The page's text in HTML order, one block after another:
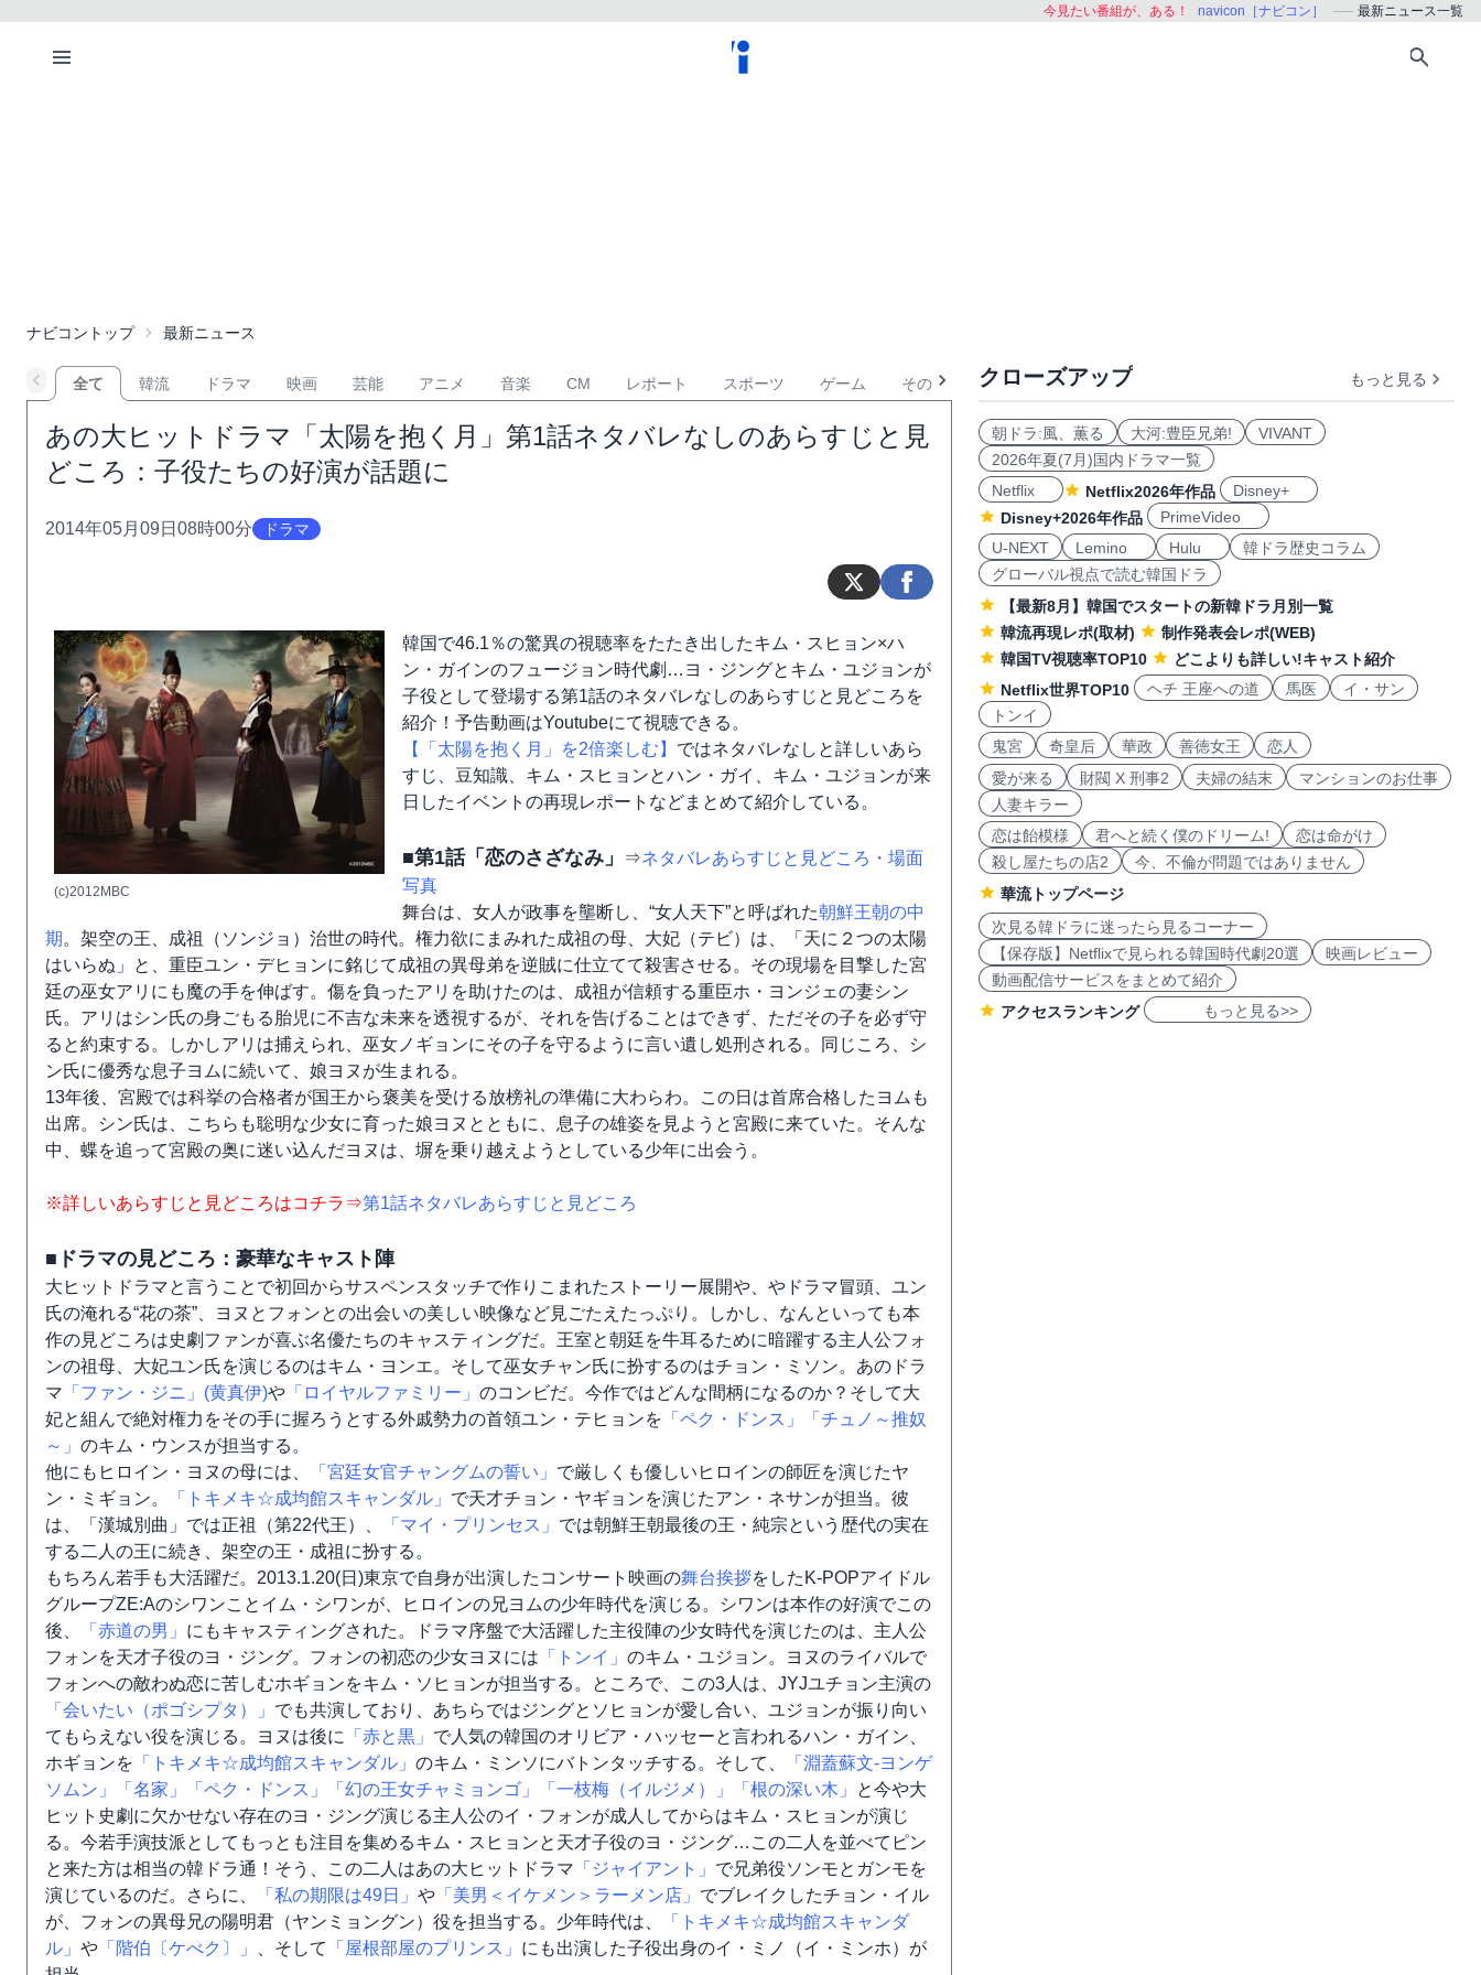
今見たい番組が、ある！ navicon［ナビコン］ 最新ニュース一覧
ナビコントップ 最新ニュース
全て 韓流 ドラマ 映画 芸能 アニメ 音楽 CM レポート スポーツ ゲーム その他
あの大ヒットドラマ「太陽を抱く月」第1話ネタバレなしのあらすじと見
どころ：子役たちの好演が話題に
2014年05月09日08時00分 ドラマ
(c)2012MBC
韓国で46.1％の驚異の視聴率をたたき出したキム・スヒョン×ハ
ン・ガインのフュージョン時代劇…ヨ・ジングとキム・ユジョンが
子役として登場する第1話のネタバレなしのあらすじと見どころを
紹介！予告動画はYoutubeにて視聴できる。
【「太陽を抱く月」を2倍楽しむ】 ではネタバレなしと詳しいあら
すじ、豆知識、キム・スヒョンとハン・ガイ、キム・ユジョンが来
日したイベントの再現レポートなどまとめて紹介している。
■第1話「恋のさざなみ」 ⇒ネタバレあらすじと見どころ・場面
写真
舞台は、女人が政事を壟断し、“女人天下”と呼ばれた朝鮮王朝の中
期 。架空の王、成祖（ソンジョ）治世の時代。権力欲にまみれた成祖の母、大妃（テビ）は、「天に２つの太陽
はいらぬ」と、重臣ユン・デヒョンに銘じて成祖の異母弟を逆賊に仕立てて殺害させる。その現場を目撃した宮
廷の巫女アリにも魔の手を伸ばす。傷を負ったアリを助けたのは、成祖が信頼する重臣ホ・ヨンジェの妻シン
氏。アリはシン氏の身ごもる胎児に不吉な未来を透視するが、それを告げることはできず、ただその子を必ず守
ると約束する。しかしアリは捕えられ、巫女ノギョンにその子を守るように言い遺し処刑される。同じころ、シ
ン氏に優秀な息子ヨムに続いて、娘ヨヌが生まれる。
13年後、宮殿では科挙の合格者が国王から褒美を受ける放榜礼の準備に大わらわ。この日は首席合格したヨムも
出席。シン氏は、こちらも聡明な少女に育った娘ヨヌとともに、息子の雄姿を見ようと宮殿に来ていた。そんな
中、蝶を追って宮殿の奥に迷い込んだヨヌは、塀を乗り越えようとしている少年に出会う。
※詳しいあらすじと見どころはコチラ⇒第1話ネタバレあらすじと見どころ
■ドラマの見どころ：豪華なキャスト陣
大ヒットドラマと言うことで初回からサスペンスタッチで作りこまれたストーリー展開や、やドラマ冒頭、ユン
氏の淹れる“花の茶”、ヨヌとフォンとの出会いの美しい映像など見ごたえたっぷり。しかし、なんといっても本
作の見どころは史劇ファンが喜ぶ名優たちのキャスティングだ。王室と朝廷を牛耳るために暗躍する主人公フォ
ンの祖母、大妃ユン氏を演じるのはキム・ヨンエ。そして巫女チャン氏に扮するのはチョン・ミソン。あのドラ
マ 「ファン・ジニ」(黄真伊)や 「ロイヤルファミリー」 のコンビだ。今作ではどんな間柄になるのか？そして大
妃と組んで絶対権力をその手に握ろうとする外戚勢力の首領ユン・テヒョンを 「ペク・ドンス」
「チュノ～推奴
～」 のキム・ウンスが担当する。
他にもヒロイン・ヨヌの母には、
「宮廷女官チャングムの誓い」 で厳しくも優しいヒロインの師匠を演じたヤ
ン・ミギョン。
「トキメキ☆成均館スキャンダル」 で天才チョン・ヤギョンを演じたアン・ネサンが担当。彼
は、「漢城別曲」では正祖（第22代王）、
「マイ・プリンセス」 では朝鮮王朝最後の王・純宗という歴代の実在
する二人の王に続き、架空の王・成祖に扮する。
もちろん若手も大活躍だ。2013.1.20(日)東京で自身が出演したコンサート映画の舞台挨拶をしたK-POPアイドル
グループZE:Aのシワンことイム・シワンが、ヒロインの兄ヨムの少年時代を演じる。シワンは本作の好演でこの
後、
「赤道の男」 にもキャスティングされた。ドラマ序盤で大活躍した主役陣の少女時代を演じたのは、主人公
フォンを天才子役のヨ・ジング。フォンの初恋の少女ヨヌには 「トンイ」 のキム・ユジョン。ヨヌのライバルで
フォンへの敵わぬ恋に苦しむホギョンをキム・ソヒョンが担当する。ところで、この3人は、JYJユチョン主演の
「会いたい（ポゴシプタ）」 でも共演しており、あちらではジングとソヒョンが愛し合い、ユジョンが振り向い
てもらえない役を演じる。ヨヌは後に
「赤と黒」 で人気の韓国のオリビア・ハッセーと言われるハン・ガイン、
ホギョンを 「トキメキ☆成均館スキャンダル」 のキム・ミンソにバトンタッチする。そして、
「淵蓋蘇文-ヨンゲ
ソムン」
「名家」 「ペク・ドンス」 「幻の王女チャミョンゴ」 「一枝梅（イルジメ）」 「根の深い木」
と今や大
ヒット史劇に欠かせない存在のヨ・ジング演じる主人公のイ・フォンが成人してからはキム・スヒョンが演じ
る。今若手演技派としてもっとも注目を集めるキム・スヒョンと天才子役のヨ・ジング…この二人を並べてピン
と来た方は相当の韓ドラ通！そう、この二人はあの大ヒットドラマ 「ジャイアント」 で兄弟役ソンモとガンモを
演じているのだ。さらに、
「私の期限は49日」 や 「美男＜イケメン＞ラーメン店」 でブレイクしたチョン・イル
が、フォンの異母兄の陽明君（ヤンミョングン）役を担当する。少年時代は、
「トキメキ☆成均館スキャンダ
ル」 や 「階伯〔ケべク〕」 、そして 「屋根部屋のプリンス」 にも出演した子役出身のイ・ミノ（イ・ミンホ）が
クローズアップ もっと見る
朝ドラ:風、薫る 大河:豊臣兄弟!
VIVANT
2026年夏(7月)国内ドラマ一覧
Netflix
Netflix2026年作品
Disney+
Disney+2026年作品
PrimeVideo
U-NEXT
Lemino Hulu
韓ドラ歴史コラム
グローバル視点で読む韓国ドラ
【最新8月】韓国でスタートの新韓ドラ月別一覧
韓流再現レポ(取材)
制作発表会レポ(WEB)
韓国TV視聴率TOP10
どこよりも詳しい!キャスト紹介
Netflix世界TOP10
ヘチ 王座への道 馬医
イ・サン
トンイ
鬼宮
奇皇后 華政 善徳女王
恋人
愛が来る
財閥 X 刑事2 夫婦の結末
マンションのお仕事
人妻キラー
恋は飴模様
君へと続く僕のドリーム!
恋は命がけ
殺し屋たちの店2
今、不倫が問題ではありません
華流トップページ
次見る韓ドラに迷ったら見るコーナー
【保存版】Netflixで見られる韓国時代劇20選
映画レビュー
動画配信サービスをまとめて紹介
アクセスランキング
もっと見る>>